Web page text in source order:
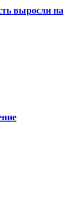
выросли на